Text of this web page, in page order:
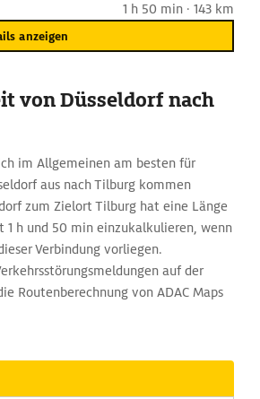
1 h 50 min · 143 km
anzeigen
von Düsseldorf nach
im Allgemeinen am besten für
aus nach Tilburg kommen
zum Zielort Tilburg hat eine Länge
1 h und 50 min einzukalkulieren, wenn
Verbindung vorliegen.
auf der
Routenberechnung von ADAC Maps